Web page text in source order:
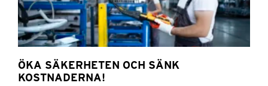
ÖKA SÄKERHETEN OCH SÄNK
KOSTNADERNA!